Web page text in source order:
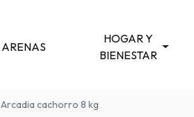
ARENAS
HOGAR Y
BIENESTAR
Arcadia cachorro 8 kg